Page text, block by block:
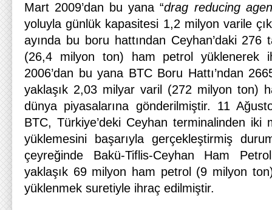
Mart 2009’dan bu yana “drag reducing
yoluyla günlük kapasitesi 1,2 milyon varile
ayında bu boru hattından Ceyhan’daki
(26,4 milyon ton) ham petrol yüklenerek
2006’dan bu yana BTC Boru Hattı’ndan
yaklaşık 2,03 milyar varil (272 milyon ton)
dünya piyasalarına gönderilmiştir. 11
BTC, Türkiye’deki Ceyhan terminalinden iki
yüklemesini başarıyla gerçekleştirmiş
çeyreğinde Bakü-Tiflis-Ceyhan Ham
yaklaşık 69 milyon ham petrol (9 milyon
yüklenmek suretiyle ihraç edilmiştir.